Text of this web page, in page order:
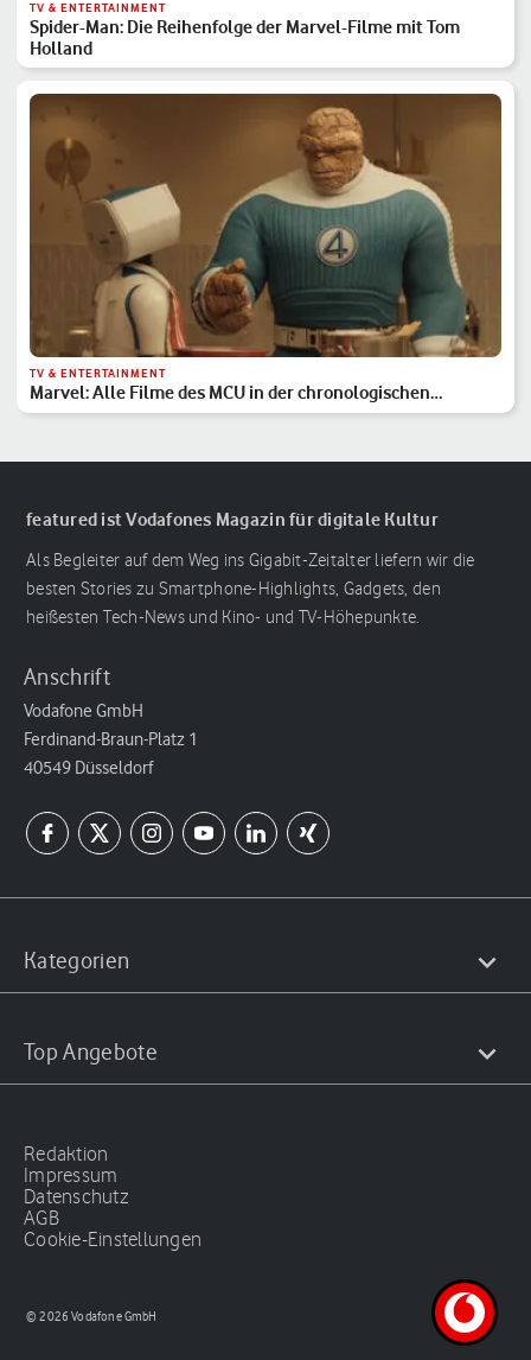
TV & ENTERTAINMENT
Spider-Man: Die Reihenfolge der Marvel-Filme mit Tom
Holland
TV & ENTERTAINMENT
Marvel: Alle Filme des MCU in der chronologischen
Reihenfolge
featured ist Vodafones Magazin für digitale Kultur
Als Begleiter auf dem Weg ins Gigabit-Zeitalter liefern wir die
besten Stories zu Smartphone-Highlights, Gadgets, den
heißesten Tech-News und Kino- und TV-Höhepunkte.
Anschrift
Vodafone GmbH
Ferdinand-Braun-Platz 1
40549 Düsseldorf
Kategorien
Top Angebote
Redaktion
Impressum
Datenschutz
AGB
Cookie-Einstellungen
© 2026 Vodafone GmbH